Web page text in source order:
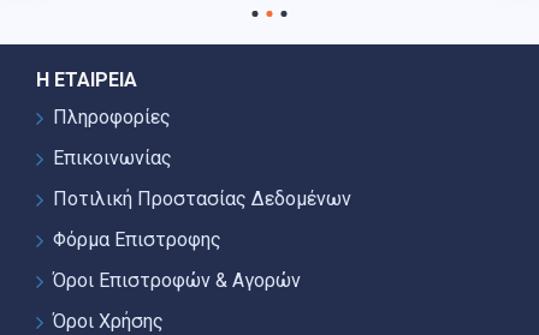
Η ΕΤΑΙΡΕΊΑ
Πληροφορίες
Επικοινωνίας
Ποτιλική Προστασίας Δεδομένων
Φόρμα Επιστροφης
Όροι Επιστροφών & Αγορών
Όροι Χρήσης